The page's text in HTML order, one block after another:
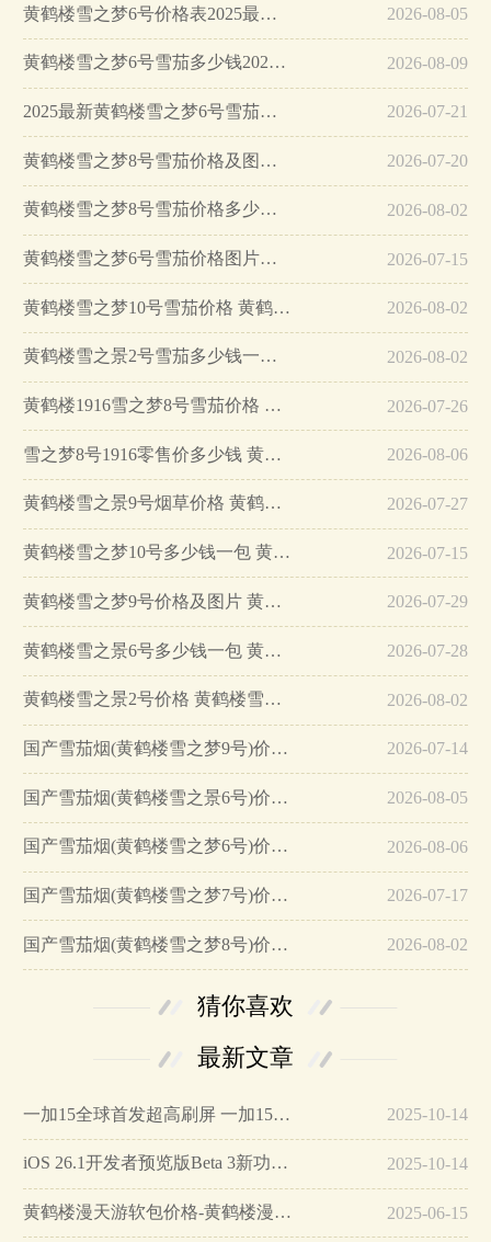
黄鹤楼雪之梦6号价格表2025最新价格… 2026-08-05
黄鹤楼雪之梦6号雪茄多少钱2025香烟最新价格… 2026-08-09
2025最新黄鹤楼雪之梦6号雪茄多少钱一盒… 2026-07-21
黄鹤楼雪之梦8号雪茄价格及图片查询… 2026-07-20
黄鹤楼雪之梦8号雪茄价格多少钱一包… 2026-08-02
黄鹤楼雪之梦6号雪茄价格图片查询… 2026-07-15
黄鹤楼雪之梦10号雪茄价格 黄鹤楼雪之梦10号雪茄怎么抽… 2026-08-02
黄鹤楼雪之景2号雪茄多少钱一盒 黄鹤楼雪之景2号怎么样… 2026-08-02
黄鹤楼1916雪之梦8号雪茄价格 黄鹤楼1916雪之梦8号怎么样… 2026-07-26
雪之梦8号1916零售价多少钱 黄鹤楼1916梦之雪8号价格… 2026-08-06
黄鹤楼雪之景9号烟草价格 黄鹤楼雪茄烟雪之景9号价格… 2026-07-27
黄鹤楼雪之梦10号多少钱一包 黄鹤楼雪之梦10号雪茄价格及图片… 2026-07-15
黄鹤楼雪之梦9号价格及图片 黄鹤楼雪之梦9号多少钱一包… 2026-07-29
黄鹤楼雪之景6号多少钱一包 黄鹤楼雪之景6号怎么样… 2026-07-28
黄鹤楼雪之景2号价格 黄鹤楼雪之景2号雪茄多少钱一盒… 2026-08-02
国产雪茄烟(黄鹤楼雪之梦9号)价格表图 黄鹤楼雪之梦9号价格多少… 2026-07-14
国产雪茄烟(黄鹤楼雪之景6号)价格表图 黄鹤楼雪之景6号多少钱… 2026-08-05
国产雪茄烟(黄鹤楼雪之梦6号)价格表图 黄鹤楼雪之梦6号多少钱… 2026-08-06
国产雪茄烟(黄鹤楼雪之梦7号)价格表图 黄鹤楼雪之梦7号多少钱… 2026-07-17
国产雪茄烟(黄鹤楼雪之梦8号)价格表图 黄鹤楼雪之梦8号价格多少… 2026-08-02
猜你喜欢
最新文章
一加15全球首发超高刷屏 一加15参数详细配置… 2025-10-14
iOS 26.1开发者预览版Beta 3新功能详解… 2025-10-14
黄鹤楼漫天游软包价格-黄鹤楼漫天游软包多少钱一盒… 2025-06-15